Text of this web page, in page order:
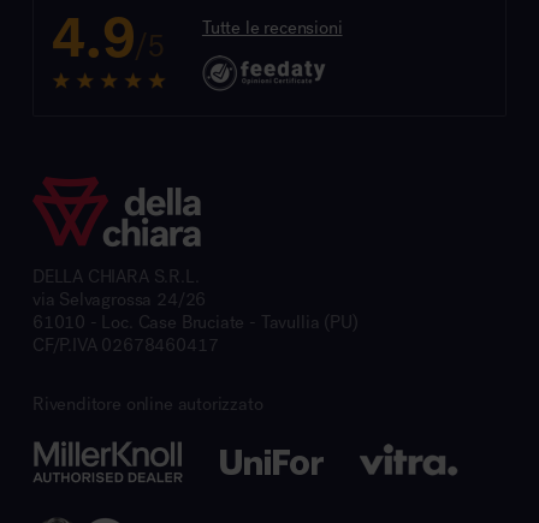
4.9/5 Tutte le recensioni
DELLA CHIARA S.R.L.
via Selvagrossa 24/26
61010 - Loc. Case Bruciate - Tavullia (PU)
CF/P.IVA 02678460417
Rivenditore online autorizzato